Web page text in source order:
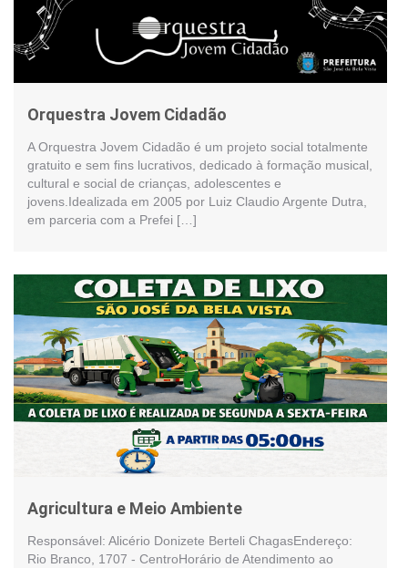
Orquestra Jovem Cidadão
A Orquestra Jovem Cidadão é um projeto social totalmente
gratuito e sem fins lucrativos, dedicado à formação musical,
cultural e social de crianças, adolescentes e
jovens.Idealizada em 2005 por Luiz Claudio Argente Dutra,
em parceria com a Prefei […]
Agricultura e Meio Ambiente
Responsável: Alicério Donizete Berteli ChagasEndereço:
Rio Branco, 1707 - CentroHorário de Atendimento ao